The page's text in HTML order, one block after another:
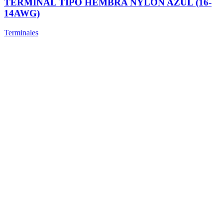
TERMINAL TIPO HEMBRA NYLON AZUL (16-
14AWG)
Terminales